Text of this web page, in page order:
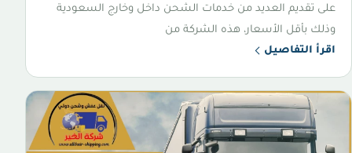
على تقديم العديد من خدمات الشحن داخل وخارج السعودية
وذلك بأقل الأسعار، هذه الشركة من
اقرأ التفاصيل